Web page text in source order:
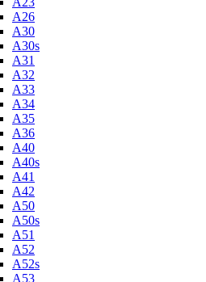
A26
A30
A30s
A31
A32
A33
A34
A35
A36
A40
A40s
A41
A42
A50
A50s
A51
A52
A52s
A53